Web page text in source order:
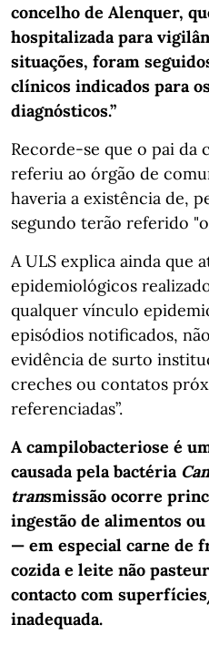
concelho de Alenquer,
hospitalizada para
situações, foram
clínicos indicados para
diagnósticos.”
Recorde-se que o pai da
referiu ao órgão de
haveria a existência de,
segundo terão referido
A ULS explica ainda que
epidemiológicos
qualquer vínculo
episódios notificados,
evidência de surto
creches ou contatos
referenciadas”.
A campilobacteriose é
causada pela bactéria
transmissão ocorre
ingestão de alimentos
— em especial carne de
cozida e leite não
contacto com
inadequada.